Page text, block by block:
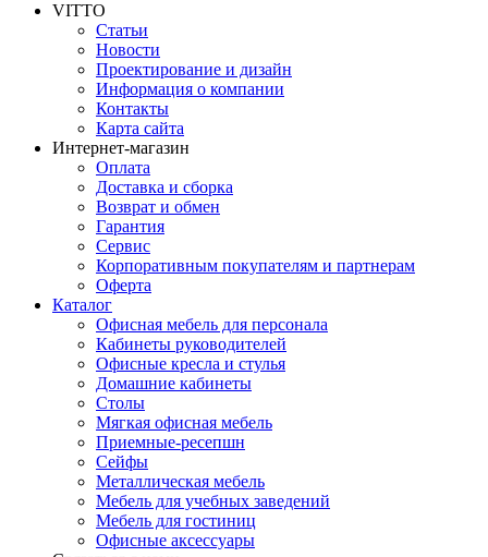
VITTO
Статьи
Новости
Проектирование и дизайн
Информация о компании
Контакты
Карта сайта
Интернет-магазин
Оплата
Доставка и сборка
Возврат и обмен
Гарантия
Сервис
Корпоративным покупателям и партнерам
Оферта
Каталог
Офисная мебель для персонала
Кабинеты руководителей
Офисные кресла и стулья
Домашние кабинеты
Столы
Мягкая офисная мебель
Приемные-ресепшн
Сейфы
Металлическая мебель
Мебель для учебных заведений
Мебель для гостиниц
Офисные аксессуары